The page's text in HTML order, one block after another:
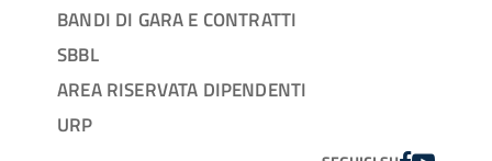
BANDI DI GARA E CONTRATTI
SBBL
AREA RISERVATA DIPENDENTI
URP